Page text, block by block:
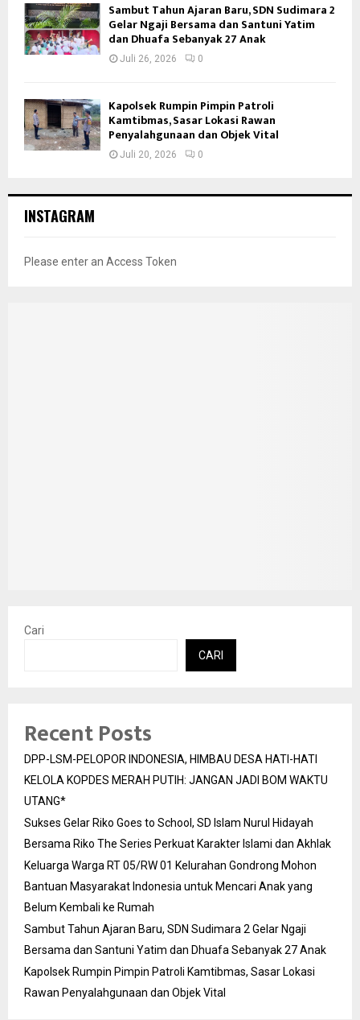
Sambut Tahun Ajaran Baru, SDN Sudimara 2
Gelar Ngaji Bersama dan Santuni Yatim
dan Dhuafa Sebanyak 27 Anak
Juli 26, 2026 0
Kapolsek Rumpin Pimpin Patroli
Kamtibmas, Sasar Lokasi Rawan
Penyalahgunaan dan Objek Vital
Juli 20, 2026 0
INSTAGRAM
Please enter an Access Token
Cari
CARI
Recent Posts
DPP-LSM-PELOPOR INDONESIA, HIMBAU DESA HATI-HATI
KELOLA KOPDES MERAH PUTIH: JANGAN JADI BOM WAKTU
UTANG*
Sukses Gelar Riko Goes to School, SD Islam Nurul Hidayah
Bersama Riko The Series Perkuat Karakter Islami dan Akhlak
Keluarga Warga RT 05/RW 01 Kelurahan Gondrong Mohon
Bantuan Masyarakat Indonesia untuk Mencari Anak yang
Belum Kembali ke Rumah
Sambut Tahun Ajaran Baru, SDN Sudimara 2 Gelar Ngaji
Bersama dan Santuni Yatim dan Dhuafa Sebanyak 27 Anak
Kapolsek Rumpin Pimpin Patroli Kamtibmas, Sasar Lokasi
Rawan Penyalahgunaan dan Objek Vital